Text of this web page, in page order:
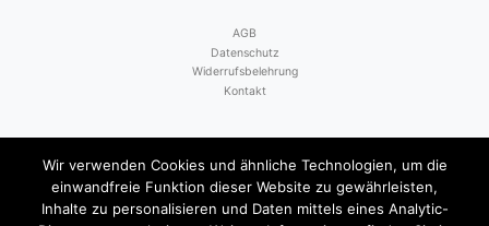
AGB
Datenschutz
Widerrufsbelehrung
Kontakt
Zahlen mit
Wir verwenden Cookies und ähnliche Technologien, um die
einwandfreie Funktion dieser Website zu gewährleisten,
Inhalte zu personalisieren und Daten mittels eines Analytic-